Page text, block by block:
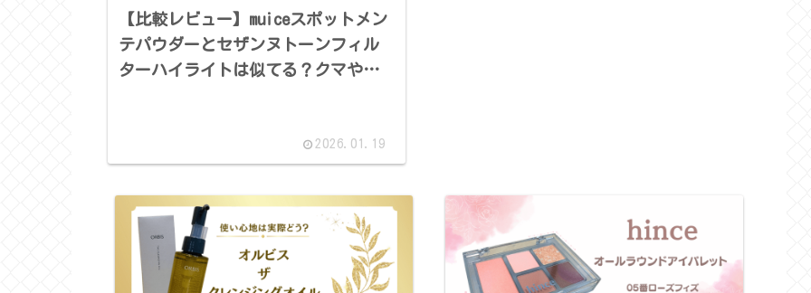
【比較レビュー】muiceスポットメン
テパウダーとセザンヌトーンフィル
ターハイライトは似てる？クマや赤
2026.01.19